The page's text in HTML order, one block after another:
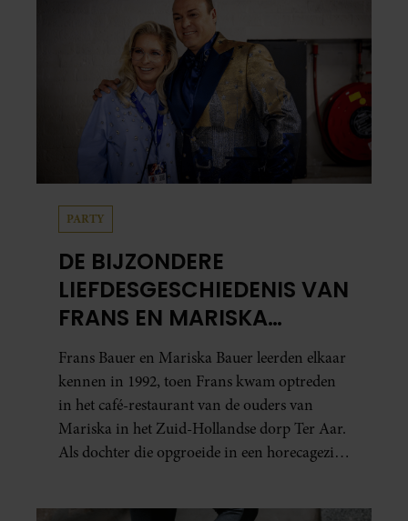
PARTY
DE BIJZONDERE
LIEFDESGESCHIEDENIS VAN
FRANS EN MARISKA
BAUER: OOK IN BED
ELKAARS EERSTE
Frans Bauer en Mariska Bauer leerden elkaar
kennen in 1992, toen Frans kwam optreden
in het café-restaurant van de ouders van
Mariska in het Zuid-Hollandse dorp Ter Aar.
Als dochter die opgroeide in een horecagezin